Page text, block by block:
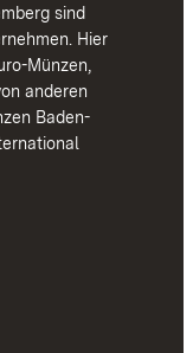
sind
Hier
Münzen,
anderen
Baden-